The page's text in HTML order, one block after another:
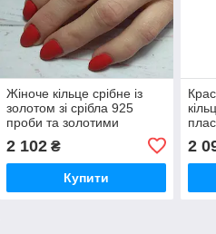
Жіноче кільце срібне із
золотом зі срібла 925
проби та золотими
2 102₴
Купити
2